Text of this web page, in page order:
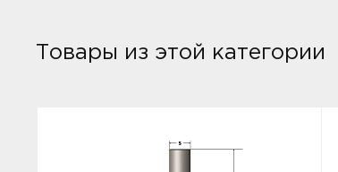
Товары из этой категории